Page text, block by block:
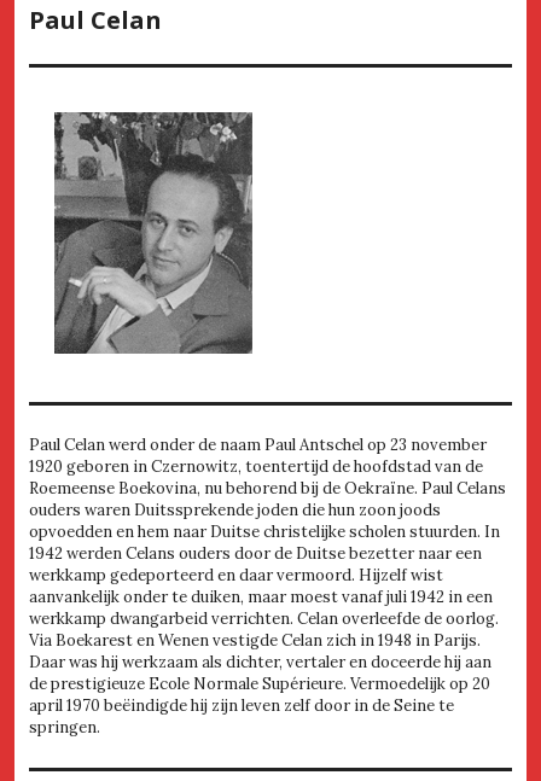
Paul Celan
Paul Celan werd onder de naam Paul Antschel op 23 november
1920 geboren in Czernowitz, toentertijd de hoofdstad van de
Roemeense Boekovina, nu behorend bij de Oekraïne. Paul Celans
ouders waren Duitssprekende joden die hun zoon joods
opvoedden en hem naar Duitse christelijke scholen stuurden. In
1942 werden Celans ouders door de Duitse bezetter naar een
werkkamp gedeporteerd en daar vermoord. Hijzelf wist
aanvankelijk onder te duiken, maar moest vanaf juli 1942 in een
werkkamp dwangarbeid verrichten. Celan overleefde de oorlog.
Via Boekarest en Wenen vestigde Celan zich in 1948 in Parijs.
Daar was hij werkzaam als dichter, vertaler en doceerde hij aan
de prestigieuze Ecole Normale Supérieure. Vermoedelijk op 20
april 1970 beëindigde hij zijn leven zelf door in de Seine te
springen.